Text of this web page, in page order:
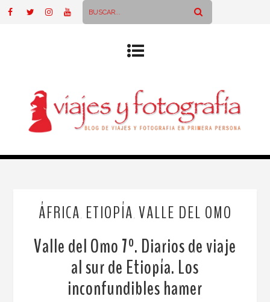
ÁFRICA ETIOPÍA VALLE DEL OMO
Valle del Omo 7º. Diarios de viaje
al sur de Etiopía. Los
inconfundibles hamer